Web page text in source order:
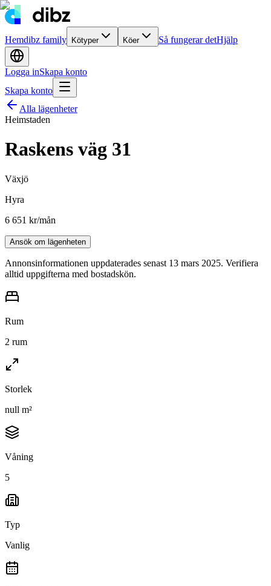
Hemdibz family Kötyper Köer Så fungerar detHjälp
Logga inSkapa konto
Skapa konto
Alla lägenheter
Heimstaden
Raskens väg 31
Växjö
Hyra
6 651 kr/mån
Ansök om lägenheten
Annonsinformationen uppdaterades senast 13 mars 2025. Verifiera
alltid uppgifterna med bostadskön.
Rum
2 rum
Storlek
null m²
Våning
5
Typ
Vanlig